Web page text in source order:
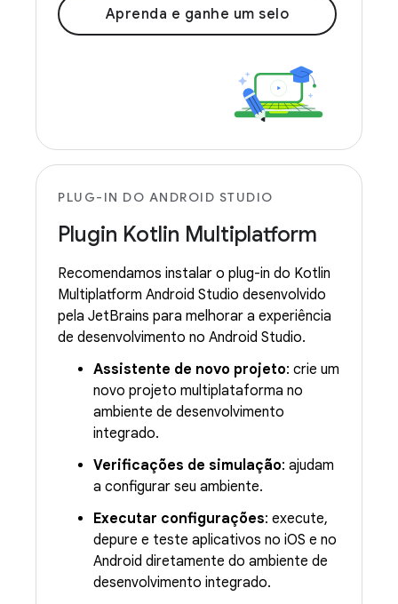
Aprenda e ganhe um selo
PLUG-IN DO ANDROID STUDIO
Plugin Kotlin Multiplatform
Recomendamos instalar o plug-in do Kotlin
Multiplatform Android Studio desenvolvido
pela JetBrains para melhorar a experiência
de desenvolvimento no Android Studio.
Assistente de novo projeto: crie um
novo projeto multiplataforma no
ambiente de desenvolvimento
integrado.
Verificações de simulação: ajudam
a configurar seu ambiente.
Executar configurações: execute,
depure e teste aplicativos no iOS e no
Android diretamente do ambiente de
desenvolvimento integrado.